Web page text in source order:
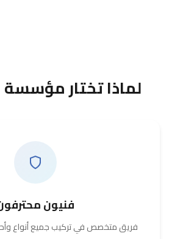
لماذا تختار
فنيون
فريق متخصص في تركيب جميع أنواع